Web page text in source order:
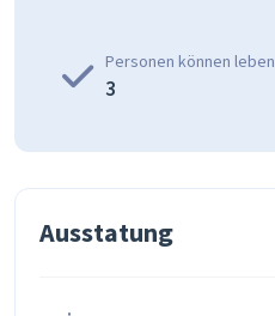
Personen können leben
3
Ausstatung